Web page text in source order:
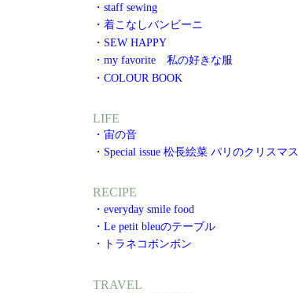
・staff sewing
・着こなしバンビーニ
・SEW HAPPY
・my favorite 私の好きな服
・COLOUR BOOK
LIFE
・宙の音
・Special issue 松長絵菜 パリのクリスマス
RECIPE
・everyday smile food
・Le petit bleuのテーブル
・トラネコボンボン
TRAVEL